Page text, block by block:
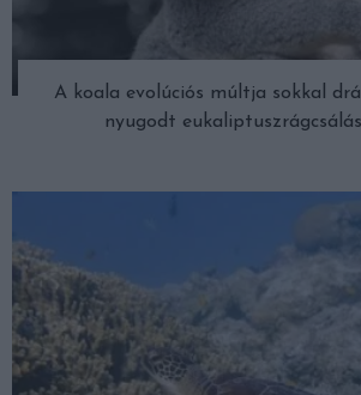
A koala evolúciós múltja sokkal
nyugodt